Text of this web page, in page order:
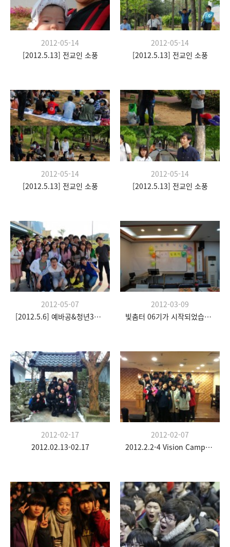
2012-05-14
[2012.5.13] 전교인 소풍
2012-05-14
[2012.5.13] 전교인 소풍
2012-05-14
[2012.5.13] 전교인 소풍
2012-05-14
[2012.5.13] 전교인 소풍
2012-05-07
[2012.5.6] 예바공&청년3부-Outing
2012-03-09
빛춤터 06기가 시작되었습니다.
2012-02-17
2012.02.13-02.17
2012-02-07
2012.2.2-4 Vision Camp(청소년부)